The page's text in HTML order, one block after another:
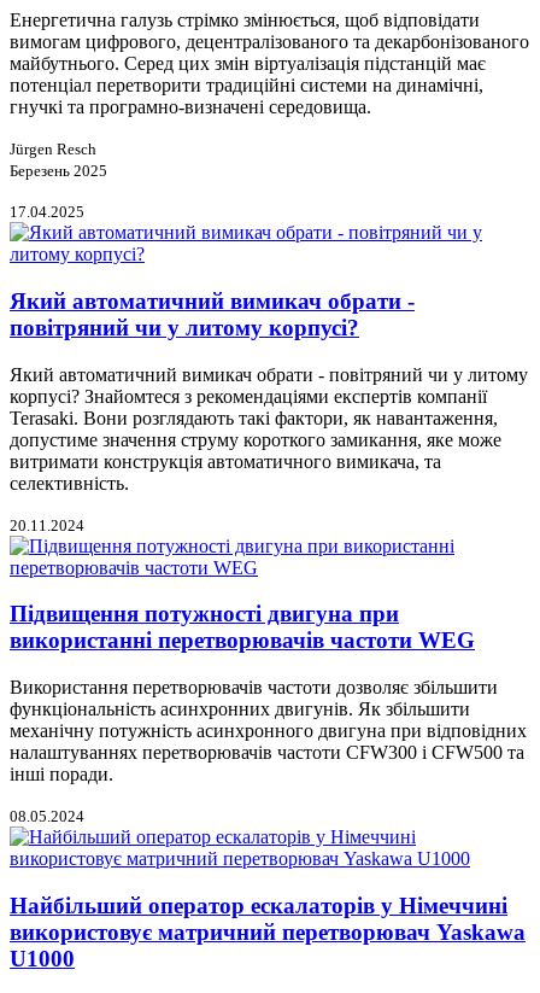
Енергетична галузь стрімко змінюється, щоб відповідати
вимогам цифрового, децентралізованого та декарбонізованого
майбутнього. Серед цих змін віртуалізація підстанцій має
потенціал перетворити традиційні системи на динамічні,
гнучкі та програмно-визначені середовища.
Jürgen Resch
Березень 2025
17.04.2025
Який автоматичний вимикач обрати -
повітряний чи у литому корпусі?
Який автоматичний вимикач обрати - повітряний чи у литому
корпусі? Знайомтеся з рекомендаціями експертів компанії
Terasaki. Вони розглядають такі фактори, як навантаження,
допустиме значення струму короткого замикання, яке може
витримати конструкція автоматичного вимикача, та
селективність.
20.11.2024
Підвищення потужності двигуна при
використанні перетворювачів частоти WEG
Використання перетворювачів частоти дозволяє збільшити
функціональність асинхронних двигунів. Як збільшити
механічну потужність асинхронного двигуна при відповідних
налаштуваннях перетворювачів частоти CFW300 і CFW500 та
інші поради.
08.05.2024
Найбільший оператор ескалаторів у Німеччині
використовує матричний перетворювач Yaskawa
U1000